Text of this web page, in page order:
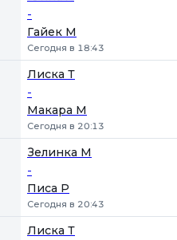
-
Гайек М
Сегодня в 18:43
Лиска Т
-
Макара М
Сегодня в 20:13
Зелинка М
-
Писа Р
Сегодня в 20:43
Лиска Т